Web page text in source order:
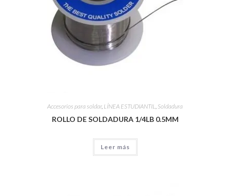
Accesorios para soldar, LÍNEA ESTUDIANTIL, Soldadura
ROLLO DE SOLDADURA 1/4LB 0.5MM
Leer más